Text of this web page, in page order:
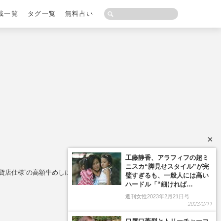
一覧 タグ一覧 無料占い
店仕様”の高額牛めしに注目集まる
×